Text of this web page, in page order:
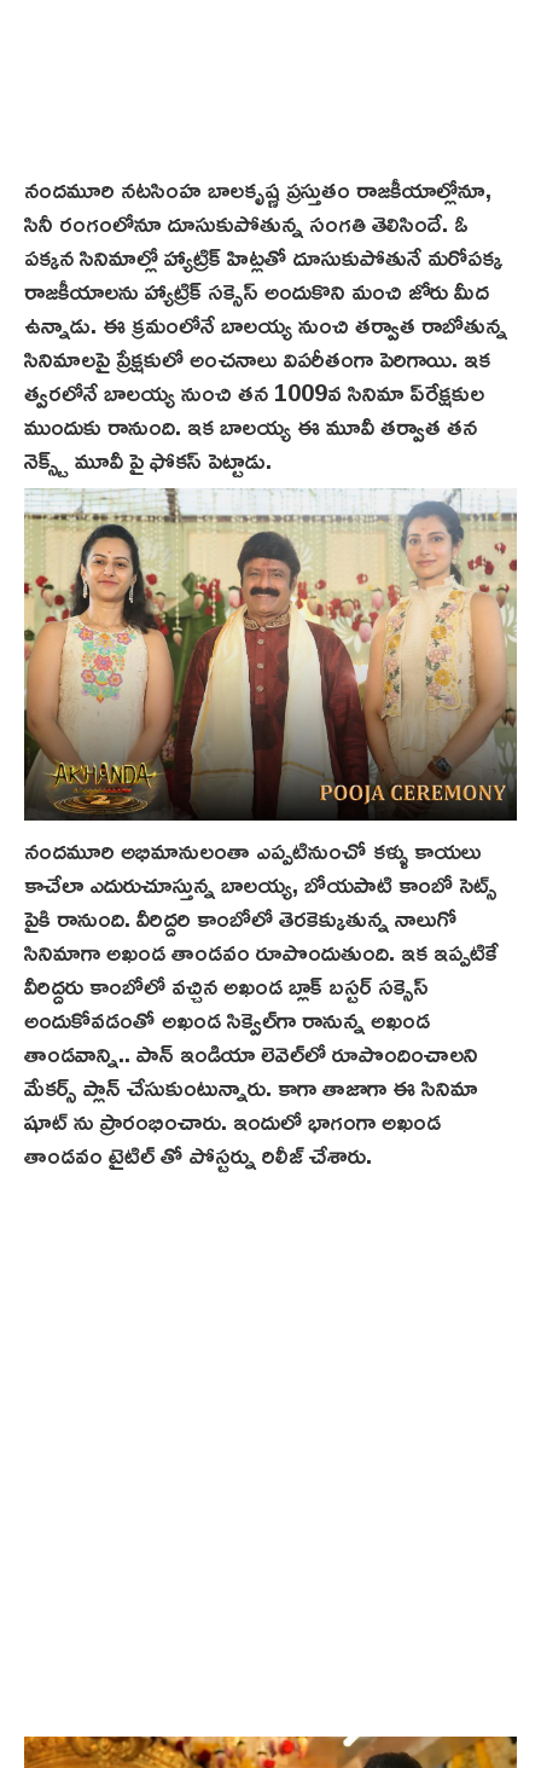
నందమూరి నట‌సింహ బాలకృష్ణ ప్రస్తుతం రాజకీయాల్లోనూ,
సినీ రంగంలోనూ దూసుకుపోతున్న సంగతి తెలిసిందే. ఓ
పక్కన సినిమాల్లో హ్యాట్రిక్ హిట్లతో దూసుకుపోతునే మ‌రోప‌క్క‌
రాజకీయాలను హ్యాట్రిక్ సక్సెస్ అందుకొని మంచి జోరు మీద
ఉన్నాడు. ఈ క్రమంలోనే బాలయ్య నుంచి త‌ర్వాత రాబోతున్న
సినిమాల‌పై ప్రేక్ష‌కులో అంచ‌నాలు విప‌రీతంగా పెరిగాయి. ఇక
త్వ‌ర‌లోనే బాల‌య్య నుంచి త‌న 1009వ సినిమా ప్‌రేక్ష‌కుల
ముందుకు రానుంది. ఇక బాల‌య్య ఈ మూవీ త‌ర్వాత‌ తన
నెక్స్ట్ మూవీ పై ఫోకస్ పెట్టాడు.
నందమూరి అభిమానులంతా ఎప్పటినుంచో కళ్ళు కాయలు
కాచేలా ఎదురుచూస్తున్న బాలయ్య, బోయపాటి కాంబో సెట్స్
పైకి రానుంది. వీరిద్దరి కాంబోలో తెర‌కెక్కుతున్న నాలుగో
సినిమాగా అఖండ తాండవం రూపొందుతుంది. ఇక ఇప్పటికే
వీరిద్దరు కాంబోలో వ‌చ్చిన అఖండ బ్లాక్ బ‌స్టర్ సక్సెస్
అందుకోవడంతో అఖండ సిక్వెల్‌గా రానున్న అఖండ‌
తాండవాన్ని.. పాన్‌ ఇండియా లెవెల్‌లో రూపొందించాలని
మేకర్స్ ప్లాన్ చేసుకుంటున్నారు. కాగా తాజాగా ఈ సినిమా
షూట్ ను ప్రారంభించారు. ఇందులో భాగంగా అఖండ
తాండవం టైటిల్ తో పోస్టర్ను రిలీజ్ చేశారు.